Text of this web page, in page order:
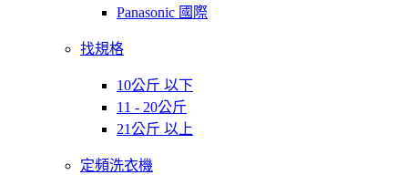
Panasonic 國際
找規格
10公斤 以下
11 - 20公斤
21公斤 以上
定頻洗衣機